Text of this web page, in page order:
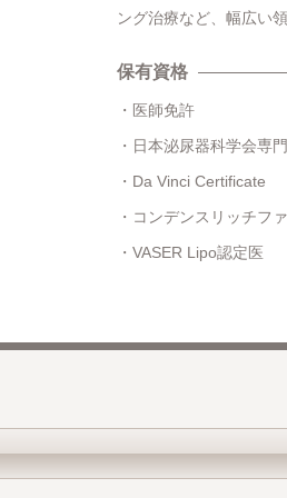
ング治療など、幅広い
保有資格
医師免許
日本泌尿器科学会専
Da Vinci Certificate
コンデンスリッチフ
VASER Lipo認定医